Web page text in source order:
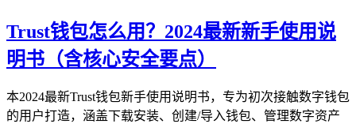
Trust钱包怎么用？2024最新新手使用说
明书（含核心安全要点）
本2024最新Trust钱包新手使用说明书，专为初次接触数字钱包
的用户打造，涵盖下载安装、创建/导入钱包、管理数字资产